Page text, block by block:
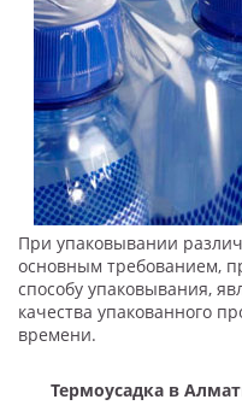
При упаковывании
основным требованием,
способу упаковывания,
качества упакованного
времени.
Термоусадка в